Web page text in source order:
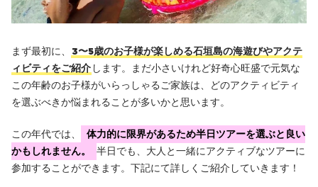
⑩幻の島への”上陸のみ”プラン
⑪竹富島観光
6 家族で楽しむ！アクティビティ後のアフターの過ご
し方
⑬石垣島の静かなビーチでBBQ
8 まとめ：親子で一緒にアクティビティを楽しもう！
清水 皓（Hikaru Shimizu）
ライズ石垣島代表
石垣島の魅力を最大限に伝えます！
石垣島で19年以上にわたり、シュノーケリング・幻の島
上陸・SUPなど、様々なマリンスポーツを企画・運営。
これまでに延べ20万人以上のゲストをご案内。
まず最初に、
3〜5歳のお子様が楽しめる石垣島の海遊びやアクテ
ィビティをご紹介 します。まだ小さいけれど好奇心旺盛で元気な
この年齢のお子様がいらっしゃるご家族は、どのアクティビティ
を選ぶべきか悩まれることが多いかと思います。
この年代では、
体力的に限界があるため半日ツアーを選ぶと良い
かもしれません。
半日でも、大人と一緒にアクティブなツアーに
参加することができます。下記にて詳しくご紹介していきます！